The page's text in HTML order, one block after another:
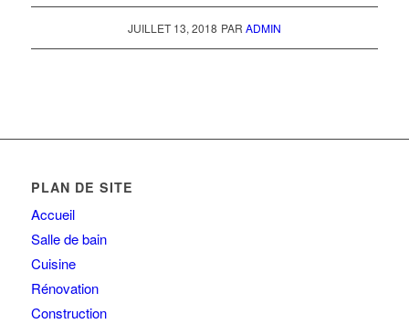
JUILLET 13, 2018 PAR ADMIN
PLAN DE SITE
Accueil
Salle de bain
Cuisine
Rénovation
Construction